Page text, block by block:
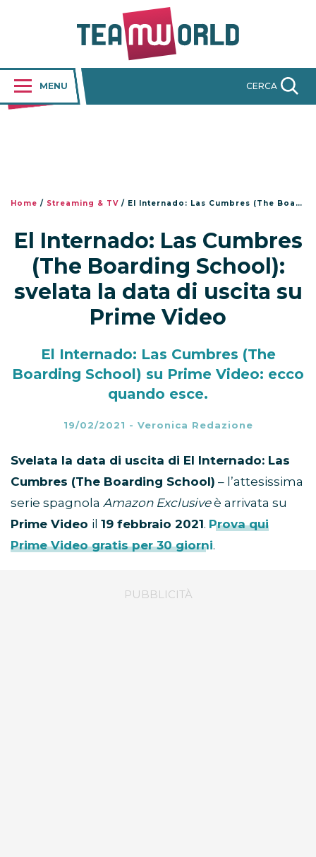
MENU CERCA
Home / Streaming & TV / El Internado: Las Cumbres (The Boarding School): svelata la data di uscita su Prime Video
El Internado: Las Cumbres
(The Boarding School):
svelata la data di uscita su
Prime Video
El Internado: Las Cumbres (The
Boarding School) su Prime Video: ecco
quando esce.
19/02/2021 - Veronica Redazione
Svelata la data di uscita di El Internado: Las
Cumbres (The Boarding School) – l’attesissima
serie spagnola Amazon Exclusiveè arrivata su
Prime Video il 19 febbraio 2021. Prova qui
Prime Video gratis per 30 giorni.